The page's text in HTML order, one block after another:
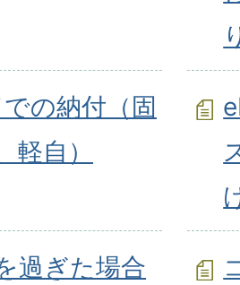
の納付（固
軽自）
過ぎた場合